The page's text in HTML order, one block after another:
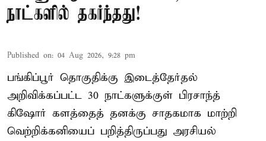
நாட்களில் தகர்ந்தது!
Published on: 04 Aug 2026, 9:28 pm
பங்கிப்பூர் தொகுதிக்கு இடைத்தேர்தல்
அறிவிக்கப்பட்ட 30 நாட்களுக்குள் பிரசாந்த்
கிஷோர் களத்தைத் தனக்கு சாதகமாக மாற்றி
வெற்றிக்கனியைப் பறித்திருப்பது அரசியல்